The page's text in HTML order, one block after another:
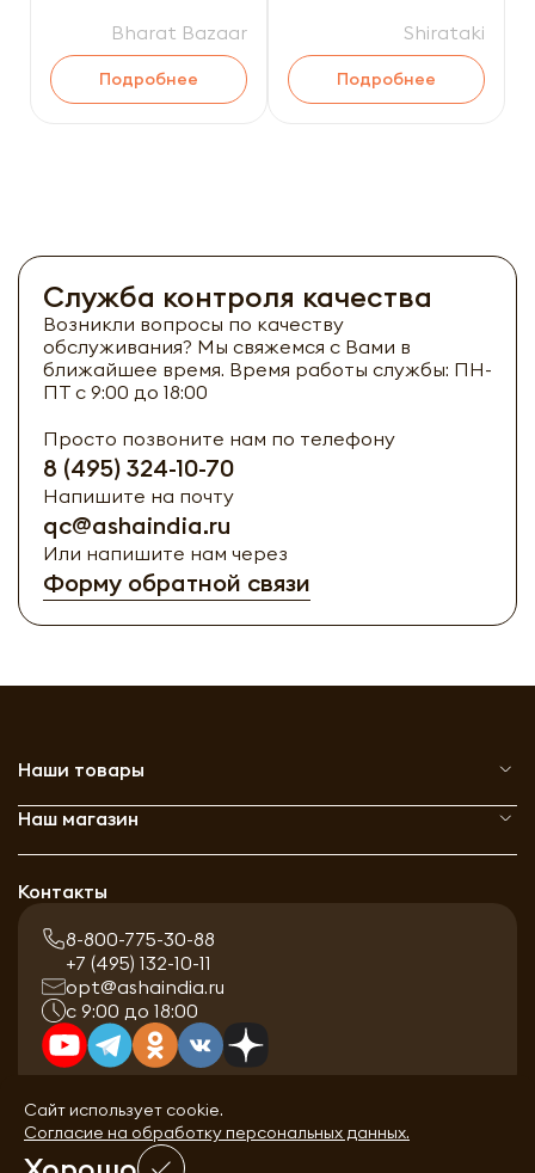
Bharat Bazaar
Подробнее
Shirataki
Подробнее
Служба контроля качества
Возникли вопросы по качеству
обслуживания? Мы свяжемся с Вами в
ближайшее время. Время работы службы: ПН-
ПТ с 9:00 до 18:00
Просто позвоните нам по телефону
8 (495) 324-10-70
Напишите на почту
qc@ashaindia.ru
Или напишите нам через
Форму обратной связи
Наши товары
Наш магазин
Контакты
8-800-775-30-88
+7 (495) 132-10-11
opt@ashaindia.ru
с 9:00 до 18:00
Сайт использует cookie.
Согласие на обработку персональных данных.